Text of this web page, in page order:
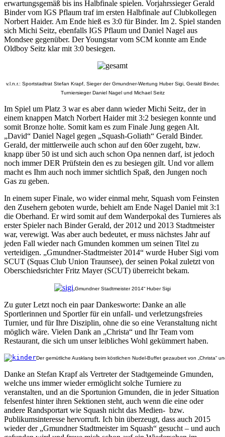
erwartungsgemäß bis ins Halbfinale spielen. Vorjahrssieger Gerald
Binder vom IGS Pflaum traf im ersten Halbfinale auf Clubkollegen
Norbert Haider. Am Ende hieß es 3:0 für Binder. Im 2. Spiel standen
sich Michi Seitz, ebenfalls IGS Pflaum und Daniel Nagel aus
Mondsee gegenüber. Der Youngstar vom SCM konnte am Ende
Oldboy Seitz klar mit 3:0 besiegen.
v.l.n.r.: Sportstadtrat Stefan Krapf, Sieger der Gmundner-Wertung Huber Sigi, Gerald Binder,
Turniersieger Daniel Nagel und Michael Seitz
Im Spiel um Platz 3 war es aber dann wieder Michi Seitz, der in
einem knappen Match Norbert Haider mit 3:2 besiegen konnte und
somit Bronze holte. Somit kam es zum Finale Jung gegen Alt.
„David“ Daniel Nagel gegen „Squash-Goliath“ Gerald Binder.
Gerald, der mittlerweile auch schon auf den 60er zugeht, bzw.
knapp über 50 ist und sich auch schon Opa nennen darf, ist jedoch
noch immer DER Prüfstein den es zu besiegen gilt. Und vor allem
macht es Ihm auch noch immer sichtlich Spaß, den Jungen noch
Gas zu geben.
In einem super Finale, wo wider einmal mehr, Squash vom Feinsten
den Zusehern geboten wurde, behielt am Ende Nagel Daniel mit 3:1
die Oberhand. Er wird somit auf dem Wanderpokal des Turnieres als
erster Spieler nach Binder Gerald, der 2012 und 2013 Stadtmeister
war, verewigt. Was aber auch bedeutet, er muss nächstes Jahr auf
jeden Fall wieder nach Gmunden kommen um seinen Titel zu
verteidigen. „Gmundner-Stadtmeister 2014“ wurde Huber Sigi vom
SCUT (Squas Club Union Traunsee), der seinen Pokal zuletzt von
Oberschiedsrichter Fritz Mayer (SCUT) überreicht bekam.
„Gmundner Stadtmeister 2014“ Huber Sigi
Zu guter Letzt noch ein paar Dankesworte: Danke an alle
Sportlerinnen und Sportler für ein unfall- und verletzungsfreies
Turnier, und für Ihre Disziplin, ohne die so eine Veranstaltung nicht
möglich wäre. Vielen Dank an „Christa“ und Ihr Team vom
Restaurant, die sich um unser leibliches Wohl gekümmert haben.
Der gemütliche Ausklang beim köstlichen Nudel-Buffet gezaubert von „Christa“
Danke an Stefan Krapf als Vertreter der Stadtgemeinde Gmunden,
welche uns immer wieder ermöglicht solche Turniere zu
veranstalten, und an die Sportunion Gmunden, die in jeder Situation
felsenfest hinter ihren Sektionen steht, auch wenn die eine oder
andere Randsportart wie Squash nicht das Medien- bzw.
Publikumsinteresse hervorruft. Ich bin überzeugt, dass auch 2015
wieder der „Gmundner Stadtmeister im Squash“ gesucht – und auch